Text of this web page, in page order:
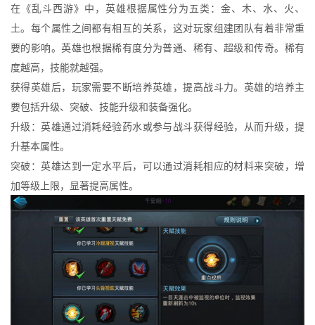
在《乱斗西游》中，英雄根据属性分为五类：金、木、水、火、
土。每个属性之间都有相互的关系，这对玩家组建团队有着非常重
要的影响。英雄也根据稀有度分为普通、稀有、超级和传奇。稀有
度越高，技能就越强。
获得英雄后，玩家需要不断培养英雄，提高战斗力。英雄的培养主
要包括升级、突破、技能升级和装备强化。
升级：英雄通过消耗经验药水或参与战斗获得经验，从而升级，提
升基本属性。
突破：英雄达到一定水平后，可以通过消耗相应的材料来突破，增
加等级上限，显著提高属性。